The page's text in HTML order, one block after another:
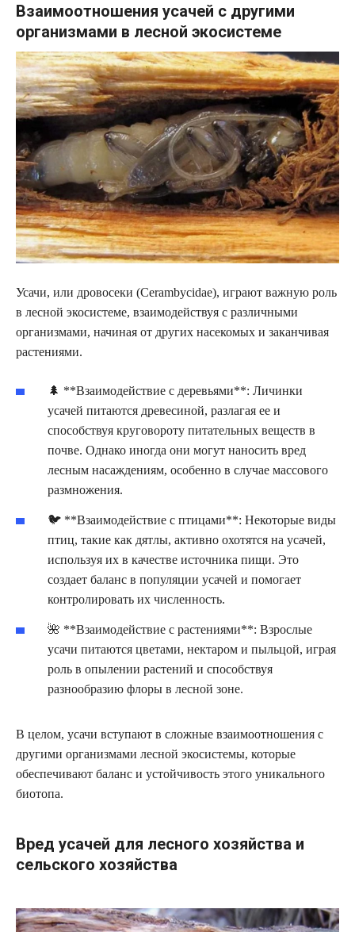
Взаимоотношения усачей с другими
организмами в лесной экосистеме
Усачи, или дровосеки (Cerambycidae), играют важную роль
в лесной экосистеме, взаимодействуя с различными
организмами, начиная от других насекомых и заканчивая
растениями.
🌲 **Взаимодействие с деревьями**: Личинки
усачей питаются древесиной, разлагая ее и
способствуя круговороту питательных веществ в
почве. Однако иногда они могут наносить вред
лесным насаждениям, особенно в случае массового
размножения.
🐦 **Взаимодействие с птицами**: Некоторые виды
птиц, такие как дятлы, активно охотятся на усачей,
используя их в качестве источника пищи. Это
создает баланс в популяции усачей и помогает
контролировать их численность.
🌺 **Взаимодействие с растениями**: Взрослые
усачи питаются цветами, нектаром и пыльцой, играя
роль в опылении растений и способствуя
разнообразию флоры в лесной зоне.
В целом, усачи вступают в сложные взаимоотношения с
другими организмами лесной экосистемы, которые
обеспечивают баланс и устойчивость этого уникального
биотопа.
Вред усачей для лесного хозяйства и
сельского хозяйства